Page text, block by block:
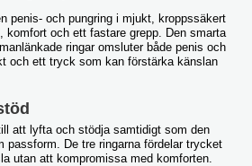
penis- och pungring i mjukt, kroppssäkert
komfort och ett fastare grepp. Den smarta
ringar omsluter både penis och
och ett tryck som kan förstärka känslan
att lyfta och stödja samtidigt som den
passform. De tre ringarna fördelar trycket
utan att kompromissa med komforten.